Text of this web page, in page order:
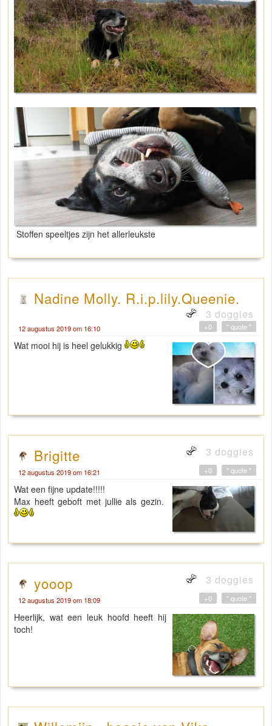
Stoffen speeltjes zijn het allerleukste
Nadine Molly. R.i.p.lily.Queenie.
3 doggies
12 augustus 2019 om 16:10 " quote "
+0
Wat mooi hij is heel gelukkig
Brigitte 3 doggies
12 augustus 2019 om 16:21 " quote "
+0
Wat een fijne update!!!!!
Max heeft geboft met jullie als gezin.
yooop 3 doggies
12 augustus 2019 om 18:09 " quote "
+0
Heerlijk, wat een leuk hoofd heeft hij
toch!